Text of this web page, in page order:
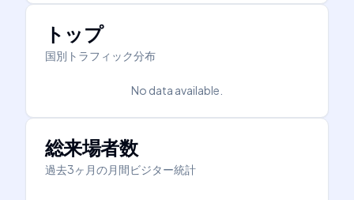
トップ
国別トラフィック分布
No data available.
総来場者数
過去3ヶ月の月間ビジター統計